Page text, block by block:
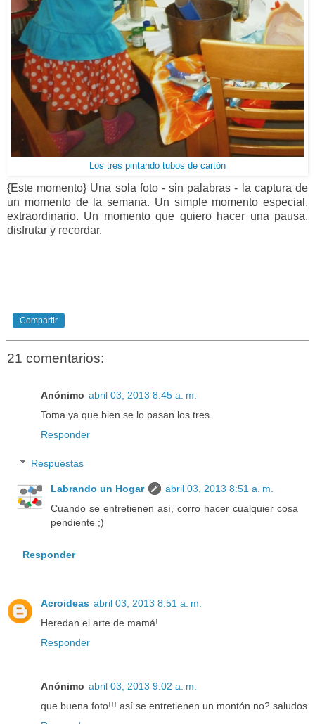
Los tres pintando tubos de cartón
{Este momento} Una sola foto - sin palabras - la captura de
un momento de la semana. Un simple momento especial,
extraordinario. Un momento que quiero hacer una pausa,
disfrutar y recordar.
Compartir
21 comentarios:
Anónimo abril 03, 2013 8:45 a. m.
Toma ya que bien se lo pasan los tres.
Responder
Respuestas
Labrando un Hogar
abril 03, 2013 8:51 a. m.
Cuando se entretienen así, corro hacer cualquier cosa
pendiente ;)
Responder
Acroideas abril 03, 2013 8:51 a. m.
Heredan el arte de mamá!
Responder
Anónimo abril 03, 2013 9:02 a. m.
que buena foto!!! así se entretienen un montón no? saludos